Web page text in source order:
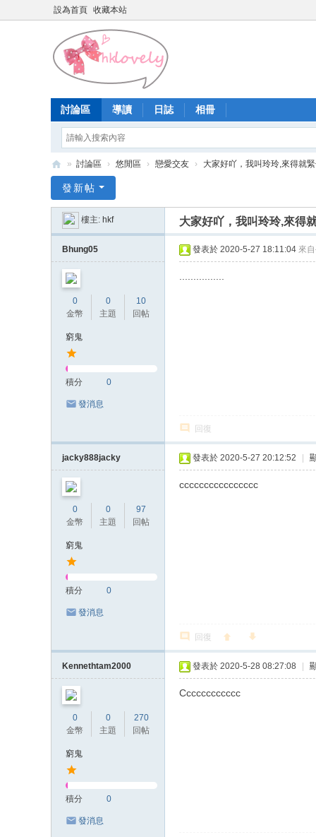
設為首頁 收藏本站
討論區 導讀 日誌 相冊
港
» 討論區 › 悠閒區 › 戀愛交友 › 大家好吖，我叫玲玲,來得就
發新帖
樓主: hkf 大家好吖，我叫玲玲,來得
Bhung05
0
金幣
0
主題
10
回帖
窮鬼
積分 0
發消息
發表於 2020-5-27 18:11:04 來
回復
jacky888jacky
0
金幣
0
主題
97
回帖
窮鬼
積分 0
發消息
發表於 2020-5-27 20:12:52
cccccccccccccccc
回復
Kennethtam2000
0
金幣
0
主題
270
回帖
窮鬼
積分 0
發消息
發表於 2020-5-28 08:27:08
Cccccccccccc